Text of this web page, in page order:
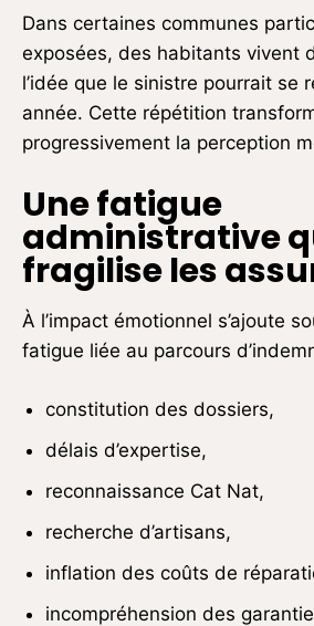
Dans certaines communes
exposées, des habitants vivent
l’idée que le sinistre pourrait se
année. Cette répétition
progressivement la perception
Une fatigue
administrative
fragilise les
À l’impact émotionnel s’ajoute
fatigue liée au parcours
constitution des dossiers,
délais d’expertise,
reconnaissance Cat Nat,
recherche d’artisans,
inflation des coûts de
incompréhension des